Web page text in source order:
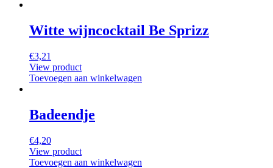
Witte wijncocktail Be Sprizz
€3,21
View product
Toevoegen aan winkelwagen
Badeendje
€4,20
View product
Toevoegen aan winkelwagen